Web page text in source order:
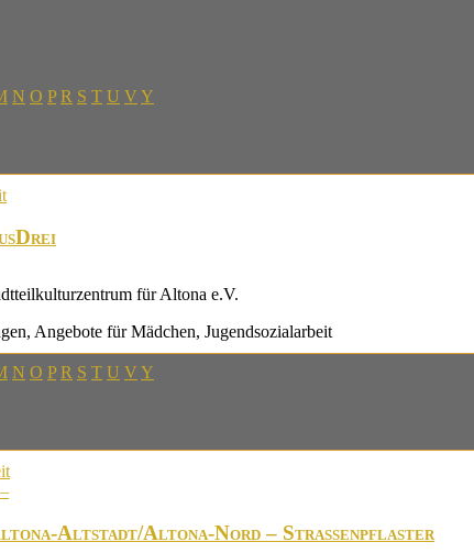
N O P R S T U V Y
für Altona e.V.
, Angebote für Mädchen, Jugendsozialarbeit
N O P R S T U V Y
Altstadt/Altona-Nord – Straßenpflaster